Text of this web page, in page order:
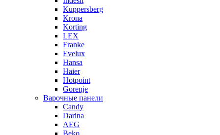
Kuppersberg
Krona
Korting
LEX
Franke
Evelux
Hansa
Haier
Hotpoint
Gorenje
Варочные панели
Candy
Darina
AEG